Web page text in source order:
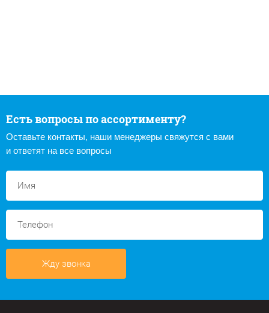
Есть вопросы по ассортименту?
Оставьте контакты, наши менеджеры свяжутся с вами
и ответят на все вопросы
Жду звонка